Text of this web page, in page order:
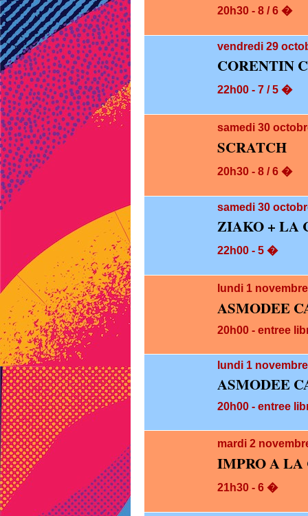
20h30 - 8 / 6 �
vendredi 29
CORENTIN
22h00 - 7 / 5 �
samedi 30
SCRATCH
20h30 - 8 / 6 �
samedi 30
ZIAKO + LA
22h00 - 5 �
lundi 1
ASMODEE
20h00 - entree
lundi 1
ASMODEE
20h00 - entree
mardi 2
IMPRO A LA
21h30 - 6 �